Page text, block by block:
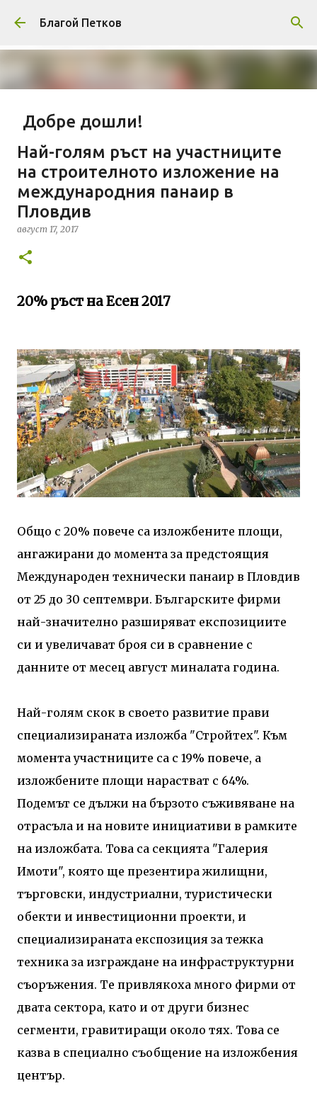
Пропускане към основното съдържание
Благой Петков
Добре дошли!
0
Най-голям ръст на участниците
на строителното изложение на
международния панаир в
Пловдив
август 17, 2017
20% ръст на Есен 2017
Общо с 20% повече са изложбените площи,
ангажирани до момента за предстоящия
Международен технически панаир в Пловдив
от 25 до 30 септември. Българските фирми
най-значително разширяват експозициите
си и увеличават броя си в сравнение с
данните от месец август миналата година.
Най-голям скок в своето развитие прави
специализираната изложба "Стройтех". Към
момента участниците са с 19% повече, а
изложбените площи нарастват с 64%.
Подемът се дължи на бързото съживяване на
отрасъла и на новите инициативи в рамките
на изложбата. Това са секцията "Галерия
Имоти", която ще презентира жилищни,
търговски, индустриални, туристически
обекти и инвестиционни проекти, и
специализираната експозиция за тежка
техника за изграждане на инфраструктурни
съоръжения. Те привлякоха много фирми от
двата сектора, като и от други бизнес
сегменти, гравитиращи около тях. Това се
казва в специално съобщение на изложбения
център.